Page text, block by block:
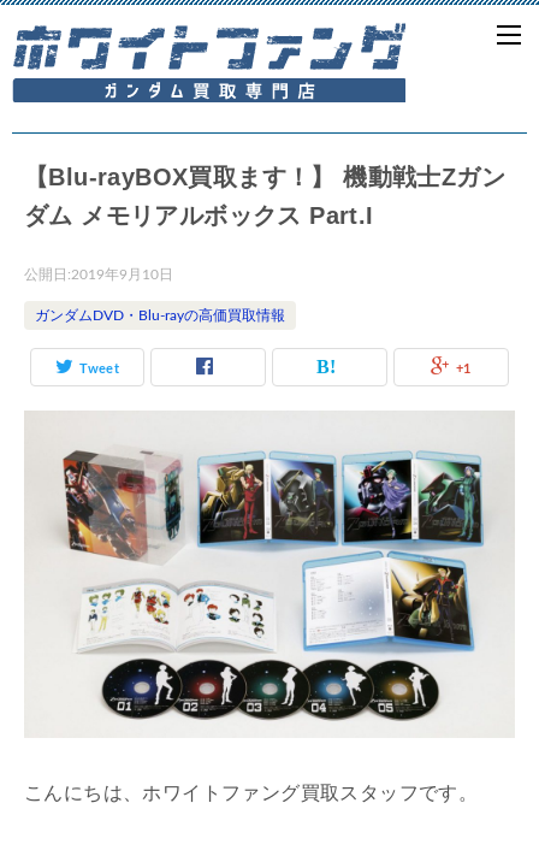
【Blu-rayBOX買取ます！】 機動戦士Zガン
ダム メモリアルボックス Part.I
公開日:2019年9月10日
ガンダムDVD・Blu-rayの高価買取情報
Tweet +1
こんにちは、ホワイトファング買取スタッフです。